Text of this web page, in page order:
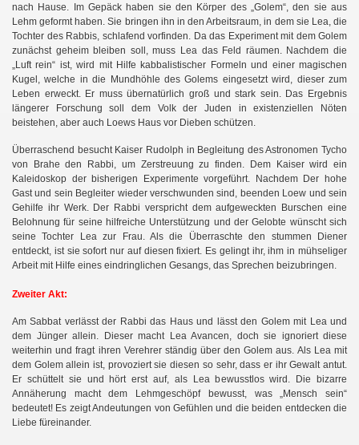
nach Hause. Im Gepäck haben sie den Körper des „Golem“, den sie aus
Lehm geformt haben. Sie bringen ihn in den Arbeitsraum, in dem sie Lea, die
Tochter des Rabbis, schlafend vorfinden. Da das Experiment mit dem Golem
zunächst geheim bleiben soll, muss Lea das Feld räumen. Nachdem die
„Luft rein“ ist, wird mit Hilfe kabbalistischer Formeln und einer magischen
Kugel, welche in die Mundhöhle des Golems eingesetzt wird, dieser zum
Leben erweckt. Er muss übernatürlich groß und stark sein. Das Ergebnis
längerer Forschung soll dem Volk der Juden in existenziellen Nöten
beistehen, aber auch Loews Haus vor Dieben schützen.
Überraschend besucht Kaiser Rudolph in Begleitung des Astronomen Tycho
von Brahe den Rabbi, um Zerstreuung zu finden. Dem Kaiser wird ein
Kaleidoskop der bisherigen Experimente vorgeführt. Nachdem Der hohe
Gast und sein Begleiter wieder verschwunden sind, beenden Loew und sein
Gehilfe ihr Werk. Der Rabbi verspricht dem aufgeweckten Burschen eine
Belohnung für seine hilfreiche Unterstützung und der Gelobte wünscht sich
seine Tochter Lea zur Frau. Als die Überraschte den stummen Diener
entdeckt, ist sie sofort nur auf diesen fixiert. Es gelingt ihr, ihm in mühseliger
Arbeit mit Hilfe eines eindringlichen Gesangs, das Sprechen beizubringen.
Zweiter Akt:
Am Sabbat verlässt der Rabbi das Haus und lässt den Golem mit Lea und
dem Jünger allein. Dieser macht Lea Avancen, doch sie ignoriert diese
weiterhin und fragt ihren Verehrer ständig über den Golem aus. Als Lea mit
dem Golem allein ist, provoziert sie diesen so sehr, dass er ihr Gewalt antut.
Er schüttelt sie und hört erst auf, als Lea bewusstlos wird. Die bizarre
Annäherung macht dem Lehmgeschöpf bewusst, was „Mensch sein“
bedeutet! Es zeigt Andeutungen von Gefühlen und die beiden entdecken die
Liebe füreinander.